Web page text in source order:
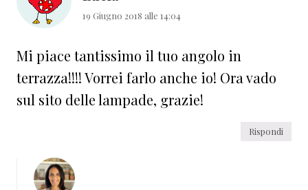
19 Giugno 2018 alle 14:04
Mi piace tantissimo il tuo angolo in
terrazza!!!! Vorrei farlo anche io! Ora vado
sul sito delle lampade, grazie!
Rispondi